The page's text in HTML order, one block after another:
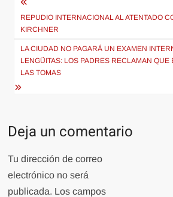
de
entradas
REPUDIO INTERNACIONAL AL ATENTADO
KIRCHNER
LA CIUDAD NO PAGARÁ UN EXAMEN
LENGÜITAS: LOS PADRES RECLAMAN QUE
LAS TOMAS
Deja un comentario
Tu dirección de correo
electrónico no será
publicada. Los campos